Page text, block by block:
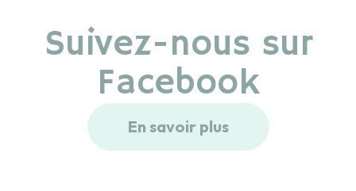
Suivez-nous sur
Facebook
En savoir plus